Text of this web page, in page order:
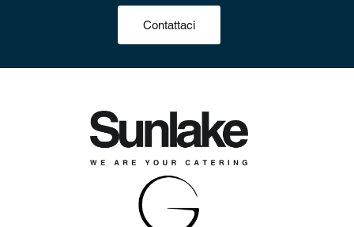
Contattaci